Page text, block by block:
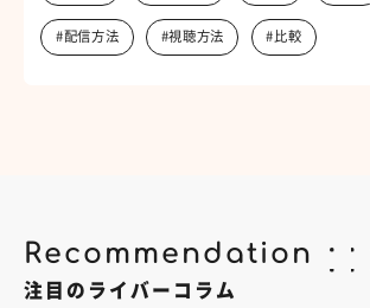
#配信方法 #視聴方法 #比較
Recommendation
注目のライバーコラム